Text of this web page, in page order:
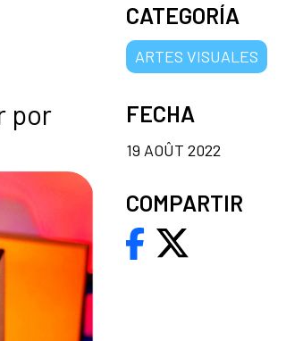
por
CATEGORÍA
ARTES VISUALES
FECHA
19 AOÛT 2022
COMPARTIR